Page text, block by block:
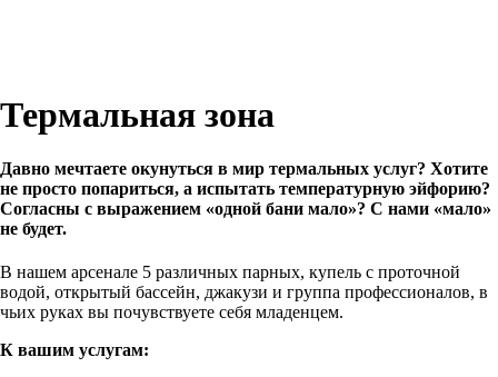
Термальная зона
Давно мечтаете окунуться в мир термальных услуг? Хотите
не просто попариться, а испытать температурную эйфорию?
Согласны с выражением «одной бани мало»? С нами «мало»
не будет.
В нашем арсенале 5 различных парных, купель с проточной
водой, открытый бассейн, джакузи и группа профессионалов, в
чьих руках вы почувствуете себя младенцем.
К вашим услугам: